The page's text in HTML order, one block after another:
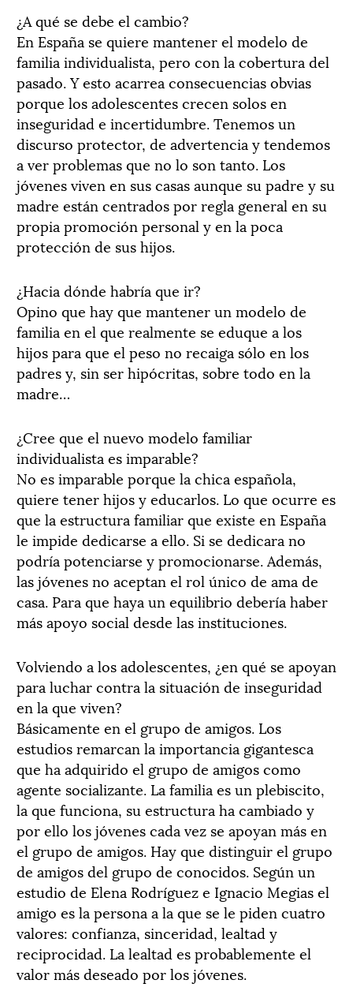
¿A qué se debe el cambio?
En España se quiere mantener el modelo de
familia individualista, pero con la cobertura del
pasado. Y esto acarrea consecuencias obvias
porque los adolescentes crecen solos en
inseguridad e incertidumbre. Tenemos un
discurso protector, de advertencia y tendemos
a ver problemas que no lo son tanto. Los
jóvenes viven en sus casas aunque su padre y su
madre están centrados por regla general en su
propia promoción personal y en la poca
protección de sus hijos.
¿Hacia dónde habría que ir?
Opino que hay que mantener un modelo de
familia en el que realmente se eduque a los
hijos para que el peso no recaiga sólo en los
padres y, sin ser hipócritas, sobre todo en la
madre…
¿Cree que el nuevo modelo familiar
individualista es imparable?
No es imparable porque la chica española,
quiere tener hijos y educarlos. Lo que ocurre es
que la estructura familiar que existe en España
le impide dedicarse a ello. Si se dedicara no
podría potenciarse y promocionarse. Además,
las jóvenes no aceptan el rol único de ama de
casa. Para que haya un equilibrio debería haber
más apoyo social desde las instituciones.
Volviendo a los adolescentes, ¿en qué se apoyan
para luchar contra la situación de inseguridad
en la que viven?
Básicamente en el grupo de amigos. Los
estudios remarcan la importancia gigantesca
que ha adquirido el grupo de amigos como
agente socializante. La familia es un plebiscito,
la que funciona, su estructura ha cambiado y
por ello los jóvenes cada vez se apoyan más en
el grupo de amigos. Hay que distinguir el grupo
de amigos del grupo de conocidos. Según un
estudio de Elena Rodríguez e Ignacio Megias el
amigo es la persona a la que se le piden cuatro
valores: confianza, sinceridad, lealtad y
reciprocidad. La lealtad es probablemente el
valor más deseado por los jóvenes.